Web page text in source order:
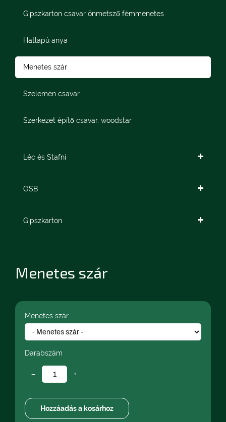
Gipszkarton csavar önmetsző fémmenetes
Hatlapú anya
Menetes szár
Szelemen csavar
Szerkezet építő csavar, woodstar
Léc és Stafni
OSB
Gipszkarton
Menetes szár
Menetes szár
Darabszám
− +